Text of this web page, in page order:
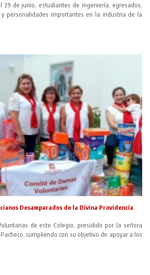
29 de junio, estudiantes de ingeniería, egresados,
y personalidades importantes en la industria de la
Desamparados de la Divina Providencia
de este Colegio, presidido por la señora
cumpliendo con su objetivo de apoyar a los